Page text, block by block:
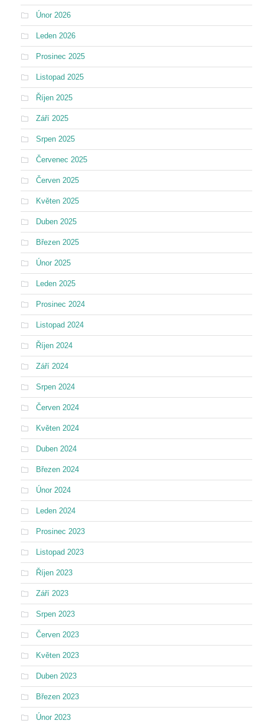
Únor 2026
Leden 2026
Prosinec 2025
Listopad 2025
Říjen 2025
Září 2025
Srpen 2025
Červenec 2025
Červen 2025
Květen 2025
Duben 2025
Březen 2025
Únor 2025
Leden 2025
Prosinec 2024
Listopad 2024
Říjen 2024
Září 2024
Srpen 2024
Červen 2024
Květen 2024
Duben 2024
Březen 2024
Únor 2024
Leden 2024
Prosinec 2023
Listopad 2023
Říjen 2023
Září 2023
Srpen 2023
Červen 2023
Květen 2023
Duben 2023
Březen 2023
Únor 2023